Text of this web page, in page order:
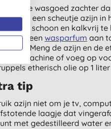
azijn is je wasgoed zachter
is een scheutje azijn
schoon en kalkvrij
of een wasparfum aan
Meng de azijn en de
je wasmachine of voeg op
etherisch olie op 1
tip
azijn niet om je tv,
laagje dat
met gedestilleerd water